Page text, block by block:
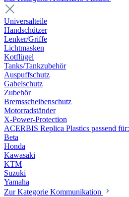
Universalteile
Handschützer
Lenker/Griffe
Lichtmasken
Kotflügel
Tanks/Tankzubehör
Auspuffschutz
Gabelschutz
Zubehör
Bremsscheibenschutz
Motorradständer
X-Power-Protection
ACERBIS Replica Plastics passend für:
Beta
Honda
Kawasaki
KTM
Suzuki
Yamaha
Zur Kategorie Kommunikation